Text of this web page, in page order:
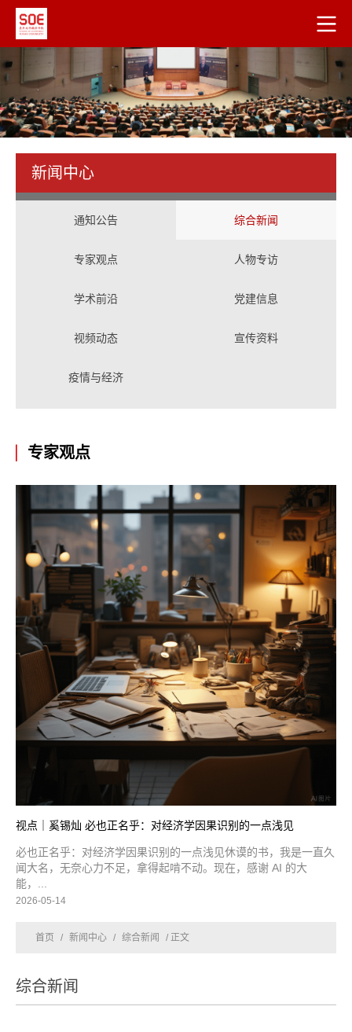
新闻中心
通知公告 综合新闻
专家观点 人物专访
学术前沿 党建信息
视频动态 宣传资料
疫情与经济
专家观点
视点｜奚锡灿 必也正名乎：对经济学因果识别的一点浅见
必也正名乎：对经济学因果识别的一点浅见休谟的书，我是一直久
闻大名，无奈心力不足，拿得起啃不动。现在，感谢 AI 的大
能，...
2026-05-14
首页 / 新闻中心 / 综合新闻 / 正文
综合新闻